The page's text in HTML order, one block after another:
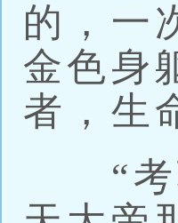
的，一
金色身
者，生
“考验